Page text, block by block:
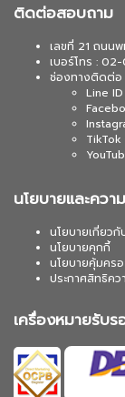
ติดต่อสอบถาม
เลขที่ 21 ถนน
เบอร์โทร :
ช่องทางติดต่อ
Line
นโยบายและคว
นโยบายเกี่ยว
นโยบายคุกกี้
นโยบายคุ้มคร
ประกาศสิทธิค
เครื่องหมายรับร